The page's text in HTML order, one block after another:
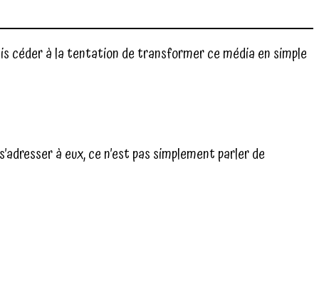
céder à la tentation de transformer ce média en simple
à eux, ce n’est pas simplement parler de